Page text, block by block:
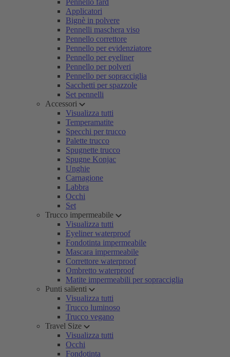
Pennello fard
Applicatori
Bignè in polvere
Pennelli maschera viso
Pennello correttore
Pennello per evidenziatore
Pennello per eyeliner
Pennello per polveri
Pennello per sopracciglia
Sacchetti per spazzole
Set pennelli
Accessori
Visualizza tutti
Temperamatite
Specchi per trucco
Palette trucco
Spugnette trucco
Spugne Konjac
Unghie
Carnagione
Labbra
Occhi
Set
Trucco impermeabile
Visualizza tutti
Eyeliner waterproof
Fondotinta impermeabile
Mascara impermeabile
Correttore waterproof
Ombretto waterproof
Matite impermeabili per sopracciglia
Punti salienti
Visualizza tutti
Trucco luminoso
Trucco vegano
Travel Size
Visualizza tutti
Occhi
Fondotinta